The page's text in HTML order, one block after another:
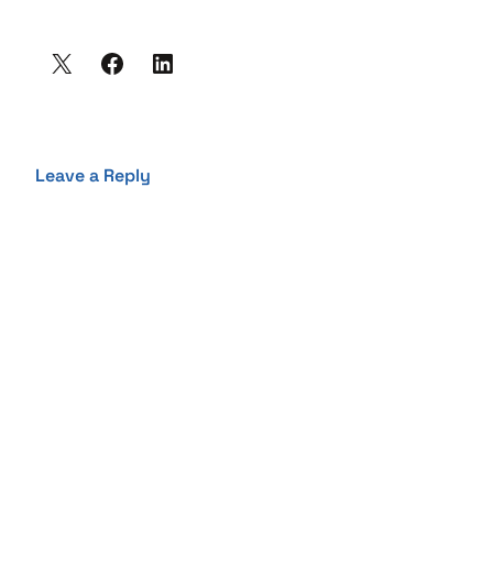
Leave a Reply